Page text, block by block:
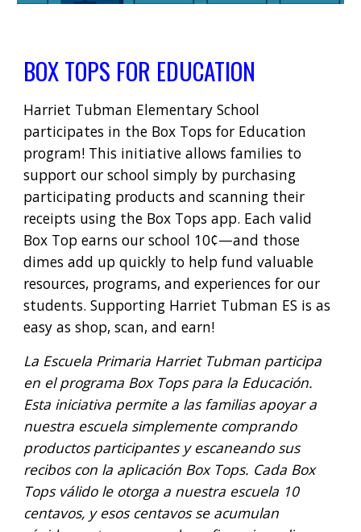
BOX TOPS FOR EDUCATION
Harriet Tubman Elementary School
participates in the Box Tops for Education
program! This initiative allows families to
support our school simply by purchasing
participating products and scanning their
receipts using the Box Tops app. Each valid
Box Top earns our school 10¢—and those
dimes add up quickly to help fund valuable
resources, programs, and experiences for our
students. Supporting Harriet Tubman ES is as
easy as shop, scan, and earn!
La Escuela Primaria Harriet Tubman participa
en el programa Box Tops para la Educación.
Esta iniciativa permite a las familias apoyar a
nuestra escuela simplemente comprando
productos participantes y escaneando sus
recibos con la aplicación Box Tops. Cada Box
Tops válido le otorga a nuestra escuela 10
centavos, y esos centavos se acumulan